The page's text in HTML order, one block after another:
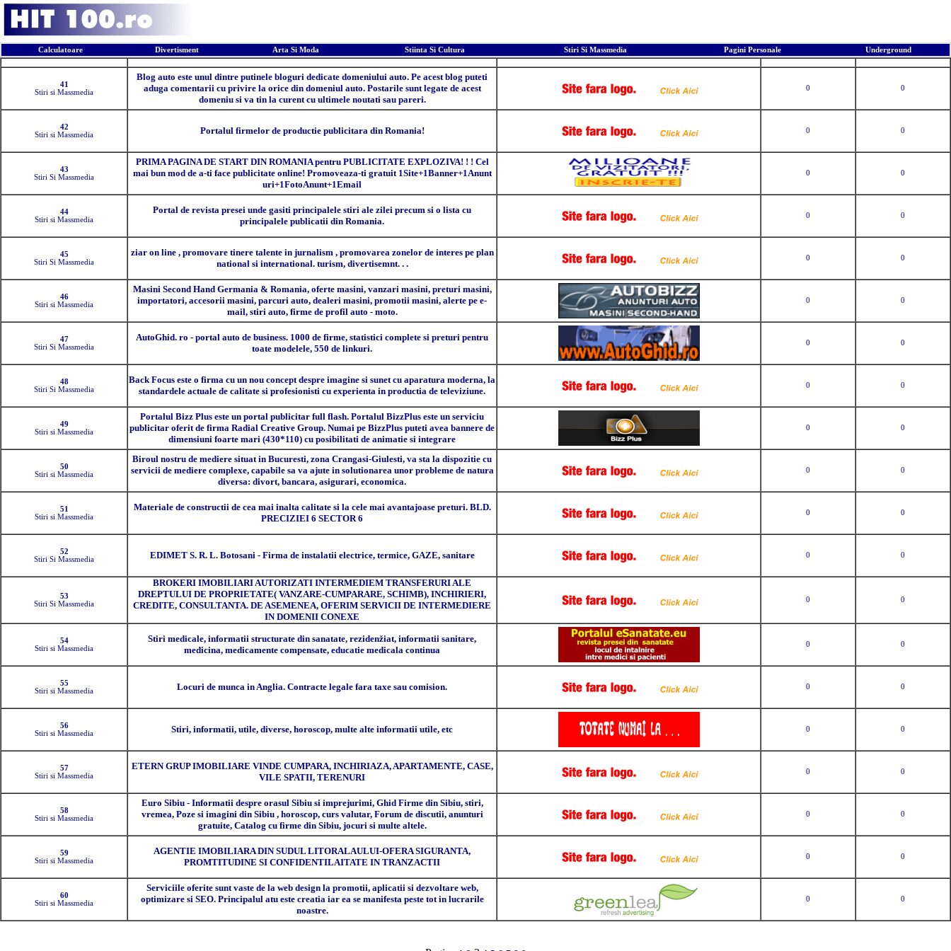
Calculatoare Divertisment Arta Si Moda Stiinta Si Cultura Stiri Si Massmedia Pagini Personale
Underground
41
Stiri si Massmedia
Blog auto este unul dintre putinele bloguri dedicate domeniului auto. Pe acest blog puteti
aduga comentarii cu privire la orice din domeniul auto. Postarile sunt legate de acest
domeniu si va tin la curent cu ultimele noutati sau pareri.
0 0
42
Stiri si Massmedia
Portalul firmelor de productie publicitara din Romania! 0 0
43
Stiri Si Massmedia
PRIMA PAGINA DE START DIN ROMANIA pentru PUBLICITATE EXPLOZIVA! ! ! Cel
mai bun mod de a-ti face publicitate online! Promoveaza-ti gratuit 1Site+1Banner+1Anunt
uri+1FotoAnunt+1Email
0 0
44
Stiri si Massmedia
Portal de revista presei unde gasiti principalele stiri ale zilei precum si o lista cu
principalele publicatii din Romania.
0 0
45
Stiri Si Massmedia
ziar on line , promovare tinere talente in jurnalism , promovarea zonelor de interes pe plan
national si international. turism, divertisemnt. . .
0 0
46
Stiri si Massmedia
Masini Second Hand Germania & Romania, oferte masini, vanzari masini, preturi masini,
importatori, accesorii masini, parcuri auto, dealeri masini, promotii masini, alerte pe e-
mail, stiri auto, firme de profil auto - moto.
0 0
47
Stiri Si Massmedia
AutoGhid. ro - portal auto de business. 1000 de firme, statistici complete si preturi pentru
toate modelele, 550 de linkuri.
0 0
48
Stiri Si Massmedia
Back Focus este o firma cu un nou concept despre imagine si sunet cu aparatura moderna, la
standardele actuale de calitate si profesionisti cu experienta in productia de televiziune.
0 0
49
Stiri si Massmedia
Portalul Bizz Plus este un portal publicitar full flash. Portalul BizzPlus este un serviciu
publicitar oferit de firma Radial Creative Group. Numai pe BizzPlus puteti avea bannere de
dimensiuni foarte mari (430*110) cu posibilitati de animatie si integrare
0 0
50
Stiri si Massmedia
Biroul nostru de mediere situat in Bucuresti, zona Crangasi-Giulesti, va sta la dispozitie cu
servicii de mediere complexe, capabile sa va ajute in solutionarea unor probleme de natura
diversa: divort, bancara, asigurari, economica.
0 0
51
Stiri si Massmedia
Materiale de constructii de cea mai inalta calitate si la cele mai avantajoase preturi. BLD.
PRECIZIEI 6 SECTOR 6
0 0
52
Stiri Si Massmedia
EDIMET S. R. L. Botosani - Firma de instalatii electrice, termice, GAZE, sanitare 0 0
53
Stiri Si Massmedia
BROKERI IMOBILIARI AUTORIZATI INTERMEDIEM TRANSFERURI ALE
DREPTULUI DE PROPRIETATE( VANZARE-CUMPARARE, SCHIMB), INCHIRIERI,
CREDITE, CONSULTANTA. DE ASEMENEA, OFERIM SERVICII DE INTERMEDIERE
IN DOMENII CONEXE
0 0
54
Stiri si Massmedia
Stiri medicale, informatii structurate din sanatate, rezidenžiat, informatii sanitare,
medicina, medicamente compensate, educatie medicala continua
0 0
55
Stiri si Massmedia
Locuri de munca in Anglia. Contracte legale fara taxe sau comision. 0 0
56
Stiri si Massmedia
Stiri, informatii, utile, diverse, horoscop, multe alte informatii utile, etc 0 0
57
Stiri si Massmedia
ETERN GRUP IMOBILIARE VINDE CUMPARA, INCHIRIAZA, APARTAMENTE, CASE,
VILE SPATII, TERENURI
0 0
58
Stiri si Massmedia
Euro Sibiu - Informatii despre orasul Sibiu si imprejurimi, Ghid Firme din Sibiu, stiri,
vremea, Poze si imagini din Sibiu , horoscop, curs valutar, Forum de discutii, anunturi
gratuite, Catalog cu firme din Sibiu, jocuri si multe altele.
0 0
59
Stiri si Massmedia
AGENTIE IMOBILIARA DIN SUDUL LITORALAULUI-OFERA SIGURANTA,
PROMTITUDINE SI CONFIDENTILAITATE IN TRANZACTII
0 0
60
Stiri si Massmedia
Serviciile oferite sunt vaste de la web design la promotii, aplicatii si dezvoltare web,
optimizare si SEO. Principalul atu este creatia iar ea se manifesta peste tot in lucrarile
noastre.
0 0